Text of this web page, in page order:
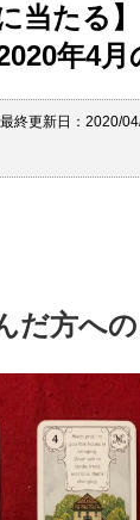
当たる
年4月
終更新日：2020/
だ方へ